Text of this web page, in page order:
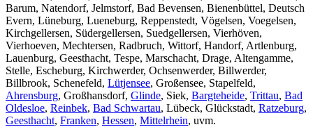
Barum, Natendorf, Jelmstorf, Bad Bevensen, Bienenbüttel, Deutsch
Evern, Lüneburg, Lueneburg, Reppenstedt, Vögelsen, Voegelsen,
Kirchgellersen, Südergellersen, Suedgellersen, Vierhöven,
Vierhoeven, Mechtersen, Radbruch, Wittorf, Handorf, Artlenburg,
Lauenburg, Geesthacht, Tespe, Marschacht, Drage, Altengamme,
Stelle, Escheburg, Kirchwerder, Ochsenwerder, Billwerder,
Billbrook, Schenefeld, Lütjensee, Großensee, Stapelfeld,
Ahrensburg, Großhansdorf, Glinde, Siek, Bargteheide, Trittau, Bad
Oldesloe, Reinbek, Bad Schwartau, Lübeck, Glückstadt, Ratzeburg,
Geesthacht, Franken, Hessen, Mittelrhein, uvm.